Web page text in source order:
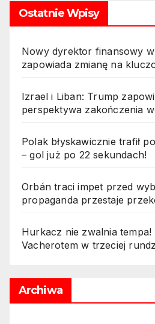
Ostatnie Wpisy
Nowy dyrektor finansowy
zapowiada zmianę na
Izrael i Liban: Trump
perspektywa zakończenia
Polak błyskawicznie trafił
– gol już po 22 sekundach!
Orbán traci impet przed
propaganda przestaje
Hurkacz nie zwalnia
Vacherotem w trzeciej
Archiwa